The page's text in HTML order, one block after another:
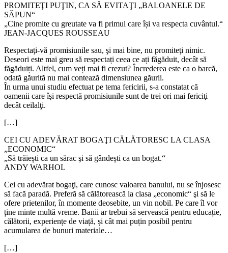
PROMITEŢI PUŢIN, CA SĂ EVITAŢI „BALOANELE DE
SĂPUN“
„Cine promite cu greutate va fi primul care își va respecta cuvântul.“
JEAN-JACQUES ROUSSEAU
Respectaţi-vă promisiunile sau, şi mai bine, nu promiteţi nimic.
Deseori este mai greu să respectați ceea ce ați făgăduit, decât să
făgăduiți. Altfel, cum veți mai fi crezut? Încrederea este ca o barcă,
odată găurită nu mai contează dimensiunea găurii.
În urma unui studiu efectuat pe tema fericirii, s-a constatat că
oamenii care îşi respectă promisiunile sunt de trei ori mai fericiţi
decât ceilalţi.
[…]
CEI CU ADEVĂRAT BOGAŢI CĂLĂTORESC LA CLASA
„ECONOMIC“
„Să trăiești ca un sărac şi să gândești ca un bogat.“
ANDY WARHOL
Cei cu adevărat bogaţi, care cunosc valoarea banului, nu se înjosesc
să facă paradă. Preferă să călătorească la clasa „economic“ şi să le
ofere prietenilor, în momente deosebite, un vin nobil. Pe care îl vor
ține minte multă vreme. Banii ar trebui să servească pentru educație,
călătorii, experiențe de viață, și cât mai puțin posibil pentru
acumularea de bunuri materiale…
[…]